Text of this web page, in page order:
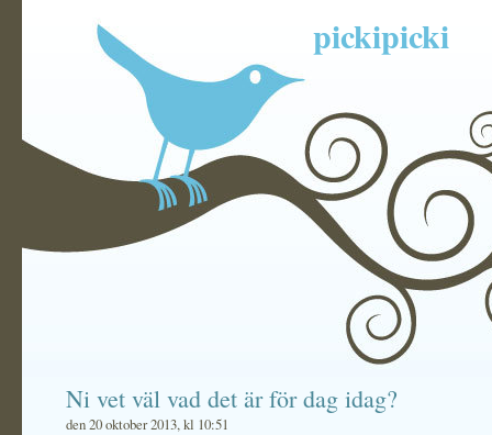
pickipicki
Ni vet väl vad det är för dag idag?
den 20 oktober 2013, kl 10:51